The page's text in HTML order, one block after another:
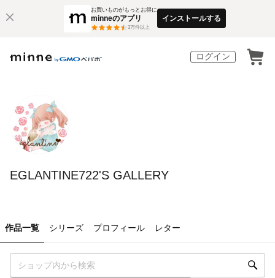
お買いものがもっとお得に
minneのアプリ
3万件以上
インストールする
ログイン
EGLANTINE722'S GALLERY
作品一覧 シリーズ プロフィール レター